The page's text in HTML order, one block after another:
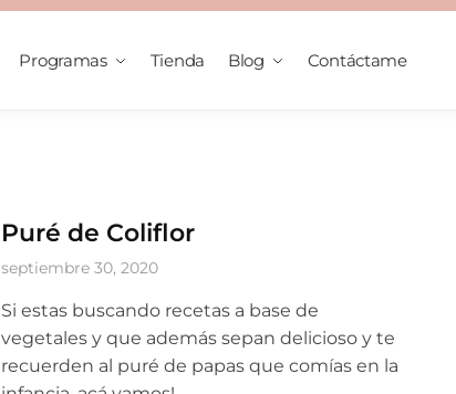
Programas Tienda Blog Contáctame
Puré de Coliflor
septiembre 30, 2020
Si estas buscando recetas a base de
vegetales y que además sepan delicioso y te
recuerden al puré de papas que comías en la